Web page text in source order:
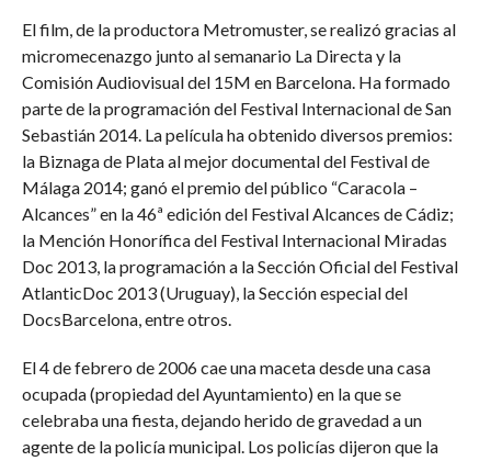
El film, de la productora Metromuster, se realizó gracias al
micromecenazgo junto al semanario La Directa y la
Comisión Audiovisual del 15M en Barcelona. Ha formado
parte de la programación del Festival Internacional de San
Sebastián 2014. La película ha obtenido diversos premios:
la Biznaga de Plata al mejor documental del Festival de
Málaga 2014; ganó el premio del público “Caracola –
Alcances” en la 46ª edición del Festival Alcances de Cádiz;
la Mención Honorífica del Festival Internacional Miradas
Doc 2013, la programación a la Sección Oficial del Festival
AtlanticDoc 2013 (Uruguay), la Sección especial del
DocsBarcelona, entre otros.
El 4 de febrero de 2006 cae una maceta desde una casa
ocupada (propiedad del Ayuntamiento) en la que se
celebraba una fiesta, dejando herido de gravedad a un
agente de la policía municipal. Los policías dijeron que la